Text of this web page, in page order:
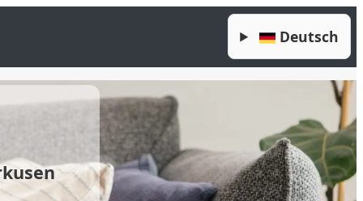
Deutsch